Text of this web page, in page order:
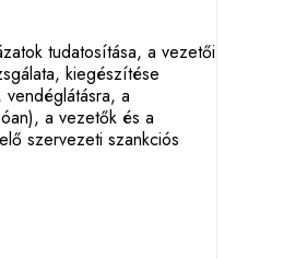
tudatosítása, a vezetői
kiegészítése
vendéglátásra, a
a vezetők és a
szervezeti szankciós